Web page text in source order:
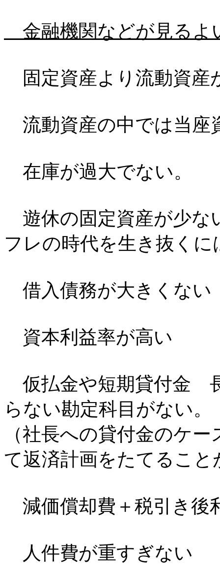
金融機関などが見るよ
固定資産より流動資産
流動資産の中では当座
在庫が過大でない。
遊休の固定資産が少
フレの時代を生き抜くに
借入債務が大きくない
資本利益率が高い
仮払金や短期貸付金
らない勘定科目がない。
（社長への貸付金のケ
て返済計画をたてること
減価償却費＋税引き後
人件費が重すぎない